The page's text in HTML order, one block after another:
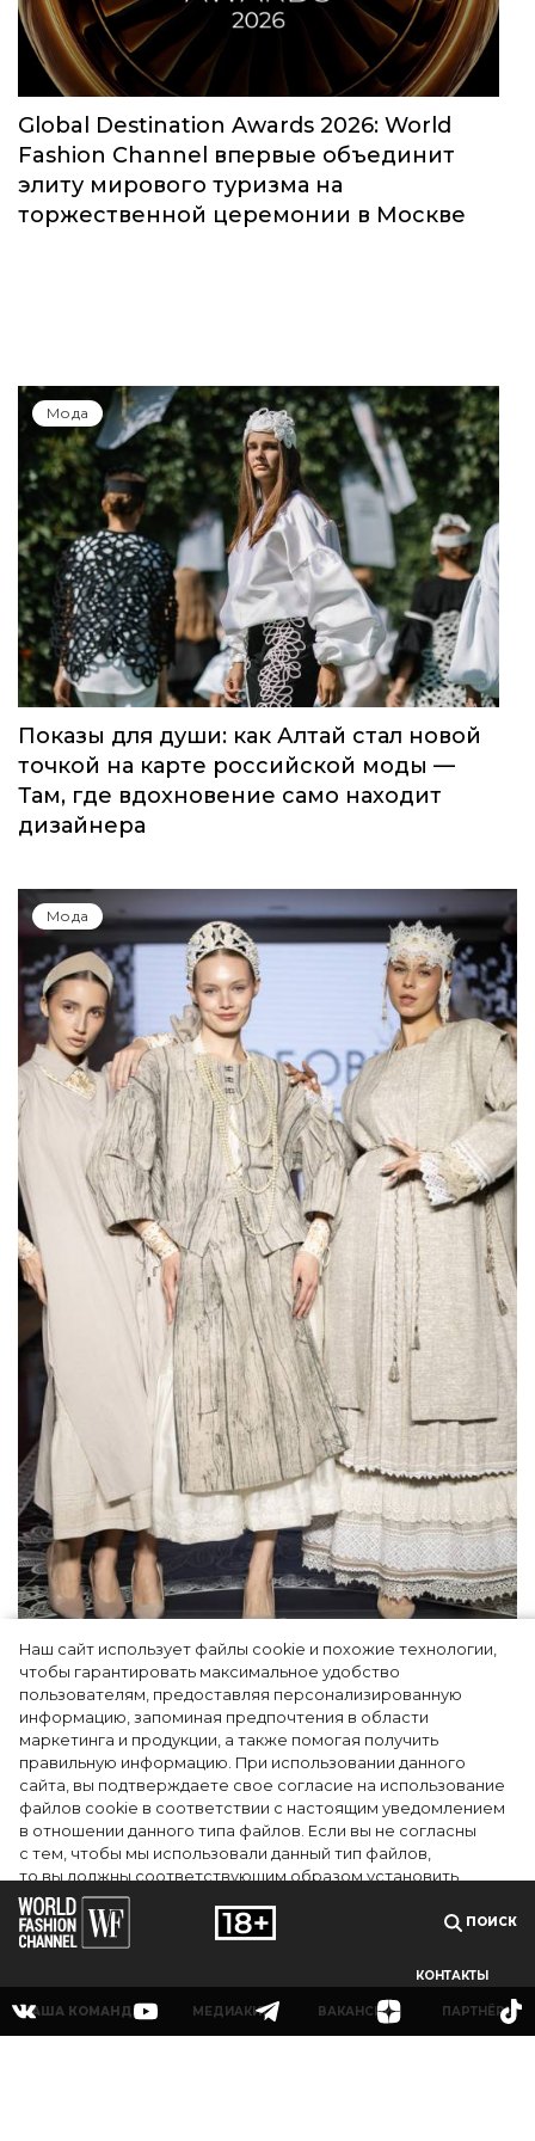
Наш сайт использует файлы cookie и похожие технологии,
чтобы гарантировать максимальное удобство
пользователям, предоставляя персонализированную
информацию, запоминая предпочтения в области
маркетинга и продукции, а также помогая получить
правильную информацию. При использовании данного
сайта, вы подтверждаете свое согласие на использование
файлов cookie в соответствии с настоящим уведомлением
в отношении данного типа файлов. Если вы не согласны
с тем, чтобы мы использовали данный тип файлов,
то вы должны соответствующим образом установить
настройки вашего браузера или не использовать сайт wfc.tv
СОГЛАСЕН
Global Destination Awards 2026: World
Fashion Channel впервые объединит
элиту мирового туризма на
торжественной церемонии в Москве
Мода
Показы для души: как Алтай стал новой
точкой на карте российской моды —
Там, где вдохновение само находит
дизайнера
Мода
Как Ульяновск стал столицей российской
моды на два дня — Подиум, байеры и 100
млн рублей договорённостей: что
случилось на форуме в Ульяновске
ПОИСК
КОНТАКТЫ
НАША КОМАНДА МЕДИАКИТ ВАКАНСИИ ПАРТНЁРЫ